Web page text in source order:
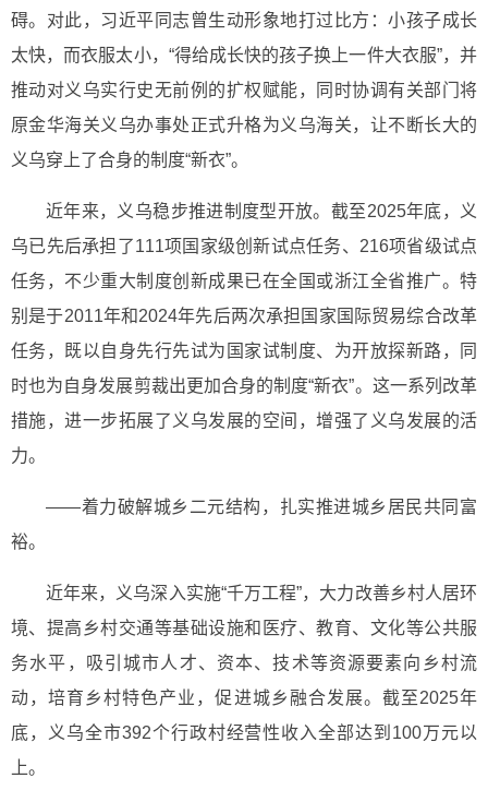
碍。对此，习近平同志曾生动形象地打过比方：小孩子成长
太快，而衣服太小，“得给成长快的孩子换上一件大衣服”，并
推动对义乌实行史无前例的扩权赋能，同时协调有关部门将
原金华海关义乌办事处正式升格为义乌海关，让不断长大的
义乌穿上了合身的制度“新衣”。
近年来，义乌稳步推进制度型开放。截至2025年底，义
乌已先后承担了111项国家级创新试点任务、216项省级试点
任务，不少重大制度创新成果已在全国或浙江全省推广。特
别是于2011年和2024年先后两次承担国家国际贸易综合改革
任务，既以自身先行先试为国家试制度、为开放探新路，同
时也为自身发展剪裁出更加合身的制度“新衣”。这一系列改革
措施，进一步拓展了义乌发展的空间，增强了义乌发展的活
力。
——着力破解城乡二元结构，扎实推进城乡居民共同富
裕。
近年来，义乌深入实施“千万工程”，大力改善乡村人居环
境、提高乡村交通等基础设施和医疗、教育、文化等公共服
务水平，吸引城市人才、资本、技术等资源要素向乡村流
动，培育乡村特色产业，促进城乡融合发展。截至2025年
底，义乌全市392个行政村经营性收入全部达到100万元以
上。